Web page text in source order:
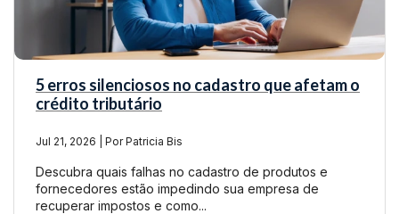
5 erros silenciosos no cadastro que afetam o
crédito tributário
Jul 21, 2026 | Por Patricia Bis
Descubra quais falhas no cadastro de produtos e
fornecedores estão impedindo sua empresa de
recuperar impostos e como...